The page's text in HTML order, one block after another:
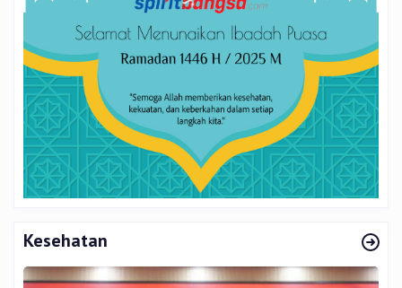
Kesehatan